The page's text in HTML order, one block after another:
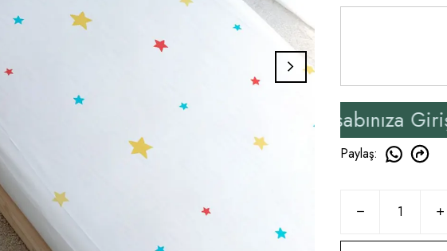
Üye İseniz Hesabınıza Giriş Yapınız.!
Paylaş: